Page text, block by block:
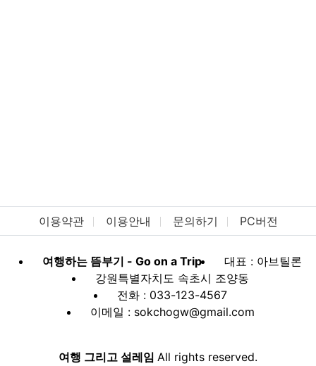
이용약관 이용안내 문의하기 PC버전
여행하는 뜸부기 - Go on a Trip
대표 : 아브틸론
강원특별자치도 속초시 조양동
전화 : 033-123-4567
이메일 : sokchogw@gmail.com
여행 그리고 설레임 All rights reserved.